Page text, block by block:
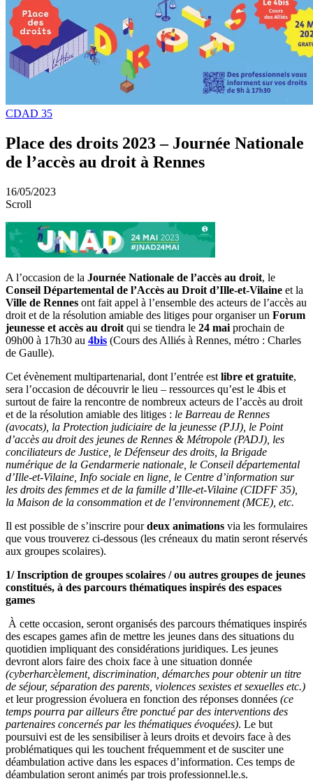
CDAD 35
Place des droits 2023 – Journée Nationale
de l’accès au droit à Rennes
16/05/2023
Scroll
A l’occasion de la Journée Nationale de l’accès au droit, le
Conseil Départemental de l’Accès au Droit d’Ille-et-Vilaine et la
Ville de Rennes ont fait appel à l’ensemble des acteurs de l’accès au
droit et de la résolution amiable des litiges pour organiser un Forum
jeunesse et accès au droit qui se tiendra le 24 mai prochain de
09h00 à 17h30 au 4bis (Cours des Alliés à Rennes, métro : Charles
de Gaulle).
Cet évènement multipartenarial, dont l’entrée est libre et gratuite,
sera l’occasion de découvrir le lieu – ressources qu’est le 4bis et
surtout de faire la rencontre de nombreux acteurs de l’accès au droit
et de la résolution amiable des litiges : le Barreau de Rennes
(avocats), la Protection judiciaire de la jeunesse (PJJ), le Point
d’accès au droit des jeunes de Rennes & Métropole (PADJ), les
conciliateurs de Justice, le Défenseur des droits, la Brigade
numérique de la Gendarmerie nationale, le Conseil départemental
d’Ille-et-Vilaine, Info sociale en ligne, le Centre d’information sur
les droits des femmes et de la famille d’Ille-et-Vilaine (CIDFF 35),
la Maison de la consommation et de l’environnement (MCE), etc.
Il est possible de s’inscrire pourdeux animations via les formulaires
que vous trouverez ci-dessous (les créneaux du matin seront réservés
aux groupes scolaires).
1/ Inscription de groupes scolaires / ou autres groupes de jeunes
constitués, à des parcours thématiques inspirés des espaces
games
À cette occasion, seront organisés des parcours thématiques inspirés
des escapes games afin de mettre les jeunes dans des situations du
quotidien impliquant des considérations juridiques. Les jeunes
devront alors faire des choix face à une situation donnée
(cyberharcèlement, discrimination, démarches pour obtenir un titre
de séjour, séparation des parents, violences sexistes et sexuelles etc.)
et leur progression évoluera en fonction des réponses données (ce
temps pourra par ailleurs être ponctué par des interventions des
partenaires concernés par les thématiques évoquées). Le but
poursuivi est de les sensibiliser à leurs droits et devoirs face à des
problématiques qui les touchent fréquemment et de susciter une
déambulation active dans les espaces d’information. Ces temps de
déambulation seront animés par trois professionnel.le.s.